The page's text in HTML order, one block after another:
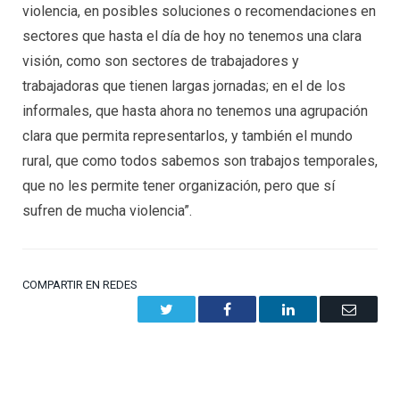
violencia, en posibles soluciones o recomendaciones en
sectores que hasta el día de hoy no tenemos una clara
visión, como son sectores de trabajadores y
trabajadoras que tienen largas jornadas; en el de los
informales, que hasta ahora no tenemos una agrupación
clara que permita representarlos, y también el mundo
rural, que como todos sabemos son trabajos temporales,
que no les permite tener organización, pero que sí
sufren de mucha violencia”.
COMPARTIR EN REDES
Facebook LinkedIn Email